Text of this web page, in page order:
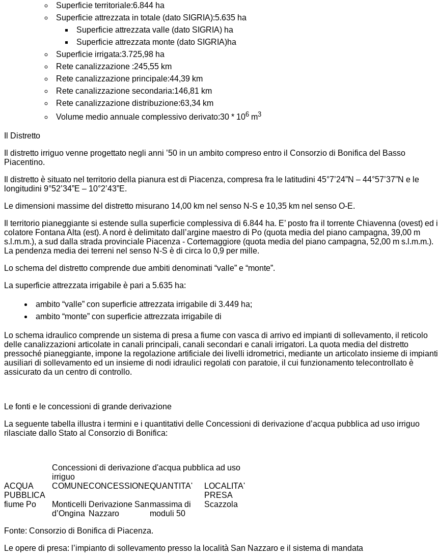
Superficie territoriale:6.844 ha
Superficie attrezzata in totale (dato SIGRIA):5.635 ha
Superficie attrezzata valle (dato SIGRIA) ha
Superficie attrezzata monte (dato SIGRIA)ha
Superficie irrigata:3.725,98 ha
Rete canalizzazione :245,55 km
Rete canalizzazione principale:44,39 km
Rete canalizzazione secondaria:146,81 km
Rete canalizzazione distribuzione:63,34 km
Volume medio annuale complessivo derivato:30 * 106 m3
Il Distretto
Il distretto irriguo venne progettato negli anni ’50 in un ambito compreso entro il Consorzio di Bonifica del Basso
Piacentino.
Il distretto è situato nel territorio della pianura est di Piacenza, compresa fra le latitudini 45°7’24”N – 44°57’37”N e le
longitudini 9°52’34”E – 10°2’43”E.
Le dimensioni massime del distretto misurano 14,00 km nel senso N-S e 10,35 km nel senso O-E.
Il territorio pianeggiante si estende sulla superficie complessiva di 6.844 ha. E’ posto fra il torrente Chiavenna (ovest) ed il
colatore Fontana Alta (est). A nord è delimitato dall’argine maestro di Po (quota media del piano campagna, 39,00 m
s.l.m.m.), a sud dalla strada provinciale Piacenza - Cortemaggiore (quota media del piano campagna, 52,00 m s.l.m.m.).
La pendenza media dei terreni nel senso N-S è di circa lo 0,9 per mille.
Lo schema del distretto comprende due ambiti denominati “valle” e “monte”.
La superficie attrezzata irrigabile è pari a 5.635 ha:
ambito “valle” con superficie attrezzata irrigabile di 3.449 ha;
ambito “monte” con superficie attrezzata irrigabile di
Lo schema idraulico comprende un sistema di presa a fiume con vasca di arrivo ed impianti di sollevamento, il reticolo
delle canalizzazioni articolate in canali principali, canali secondari e canali irrigatori. La quota media del distretto
pressoché pianeggiante, impone la regolazione artificiale dei livelli idrometrici, mediante un articolato insieme di impianti
ausiliari di sollevamento ed un insieme di nodi idraulici regolati con paratoie, il cui funzionamento telecontrollato è
assicurato da un centro di controllo.
Le fonti e le concessioni di grande derivazione
La seguente tabella illustra i termini e i quantitativi delle Concessioni di derivazione d’acqua pubblica ad uso irriguo
rilasciate dallo Stato al Consorzio di Bonifica:
Concessioni di derivazione d'acqua pubblica ad uso
irriguo
ACQUA
PUBBLICA
COMUNECONCESSIONEQUANTITA'
LOCALITA'
PRESA
fiume Po
Monticelli
d’Ongina
Derivazione San
Nazzaro
massima di
moduli 50
Scazzola
Fonte: Consorzio di Bonifica di Piacenza.
Le opere di presa: l’impianto di sollevamento presso la località San Nazzaro e il sistema di mandata